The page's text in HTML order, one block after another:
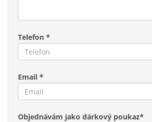
Telefon *
Email *
Objednávám jako dárkový poukaz*